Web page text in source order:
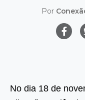
Por
No dia 18 de